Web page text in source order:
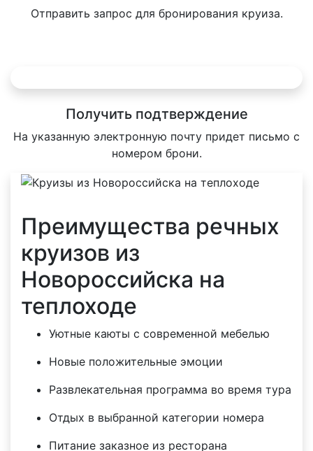
Отправить запрос для бронирования круиза.
Получить подтверждение
На указанную электронную почту придет письмо с
номером брони.
Преимущества речных
круизов из
Новороссийска на
теплоходе
Уютные каюты с современной мебелью
Новые положительные эмоции
Развлекательная программа во время тура
Отдых в выбранной категории номера
Питание заказное из ресторана